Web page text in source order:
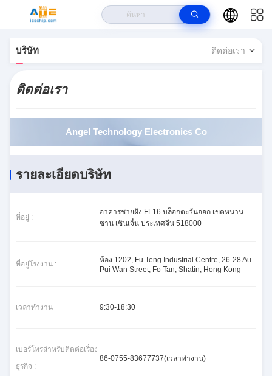
บ้าน
บริษัท ติดต่อเรา
ติดต่อเรา
Angel Technology Electronics Co
รายละเอียดบริษัท
ที่อยู่ :
อาคารชายฝั่ง FL16 บล็อกตะวันออก เขตหนาน
ซาน เซินเจิ้น ประเทศจีน 518000
ที่อยู่โรงงาน :
ห้อง 1202, Fu Teng Industrial Centre, 26-28 Au
Pui Wan Street, Fo Tan, Shatin, Hong Kong
เวลาทํางาน 9:30-18:30
เบอร์โทรสำหรับติดต่อเรื่อง
ธุรกิจ :
86-0755-83677737(เวลาทํางาน)